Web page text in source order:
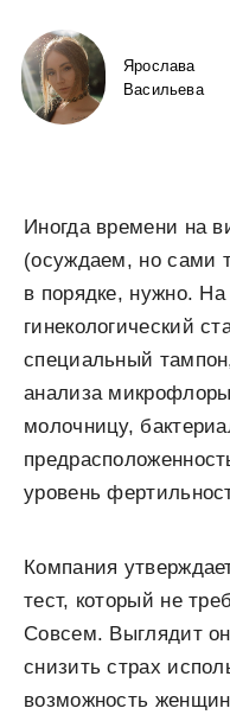
Ярослава
Васильева
Иногда времени на
(осуждаем, но сами
в порядке, нужно. На
гинекологический
специальный
анализа
молочницу,
уровень
Компания
тест, который не
Совсем. Выглядит
снизить страх
возможность